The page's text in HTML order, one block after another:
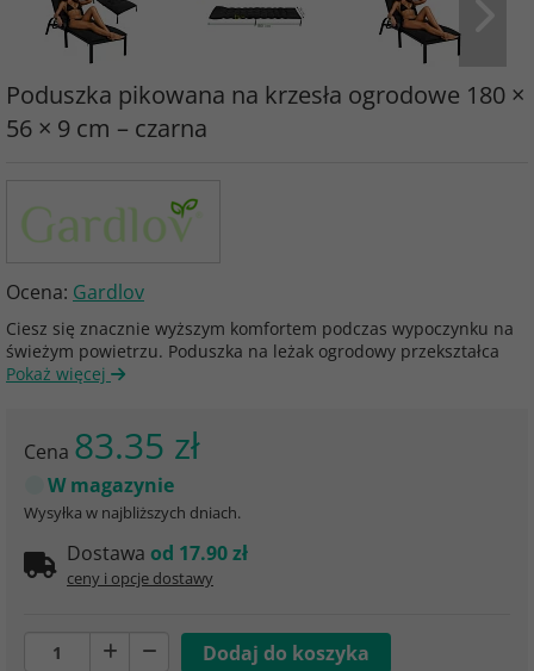
Poduszka pikowana na krzesła ogrodowe 180 ×
56 × 9 cm – czarna
Ocena: Gardlov
Ciesz się znacznie wyższym komfortem podczas wypoczynku na
świeżym powietrzu. Poduszka na leżak ogrodowy przekształca
Pokaż więcej
Cena 83.35 zł
W magazynie
Wysyłka w najbliższych dniach.
Dostawa od 17.90 zł
ceny i opcje dostawy